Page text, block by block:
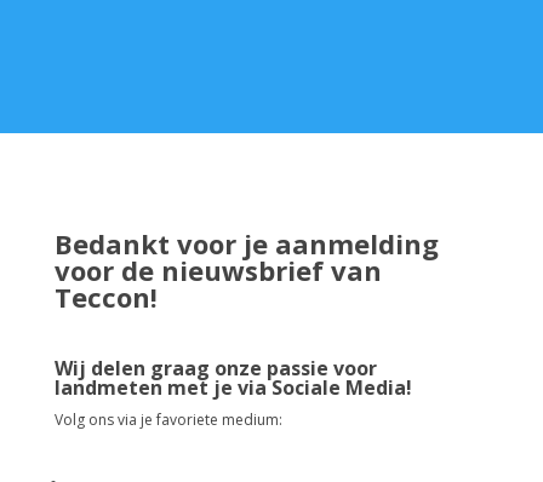
Bedankt voor je aanmelding
voor de nieuwsbrief van
Teccon!
Wij delen graag onze passie voor
landmeten met je via Sociale Media!
Volg ons via je favoriete medium: